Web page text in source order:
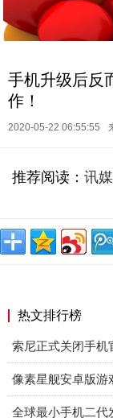
手机升级后反
作！
2020-05-22 06:55:55
推荐阅读： 讯
热文排行榜
索尼正式关闭手机
像素星舰安卓版游
全球最小手机二代